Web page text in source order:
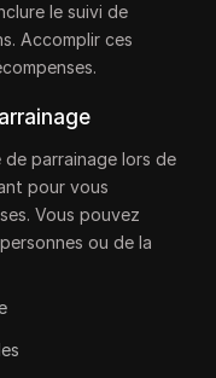
le suivi de
Accomplir ces
de parrainage lors de
pour vous
Vous pouvez
ou de la